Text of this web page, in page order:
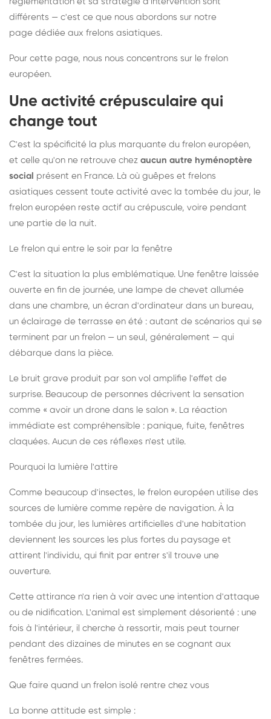
différents — c'est ce que nous abordons sur notre
page dédiée aux frelons asiatiques.
Pour cette page, nous nous concentrons sur le frelon
européen.
Une activité crépusculaire qui
change tout
C'est la spécificité la plus marquante du frelon européen,
et celle qu'on ne retrouve chez aucun autre hyménoptère
social présent en France. Là où guêpes et frelons
asiatiques cessent toute activité avec la tombée du jour, le
frelon européen reste actif au crépuscule, voire pendant
une partie de la nuit.
Le frelon qui entre le soir par la fenêtre
C'est la situation la plus emblématique. Une fenêtre laissée
ouverte en fin de journée, une lampe de chevet allumée
dans une chambre, un écran d'ordinateur dans un bureau,
un éclairage de terrasse en été : autant de scénarios qui se
terminent par un frelon — un seul, généralement — qui
débarque dans la pièce.
Le bruit grave produit par son vol amplifie l'effet de
surprise. Beaucoup de personnes décrivent la sensation
comme « avoir un drone dans le salon ». La réaction
immédiate est compréhensible : panique, fuite, fenêtres
claquées. Aucun de ces réflexes n'est utile.
Pourquoi la lumière l'attire
Comme beaucoup d'insectes, le frelon européen utilise des
sources de lumière comme repère de navigation. À la
tombée du jour, les lumières artificielles d'une habitation
deviennent les sources les plus fortes du paysage et
attirent l'individu, qui finit par entrer s'il trouve une
ouverture.
Cette attirance n'a rien à voir avec une intention d'attaque
ou de nidification. L'animal est simplement désorienté : une
fois à l'intérieur, il cherche à ressortir, mais peut tourner
pendant des dizaines de minutes en se cognant aux
fenêtres fermées.
Que faire quand un frelon isolé rentre chez vous
La bonne attitude est simple :